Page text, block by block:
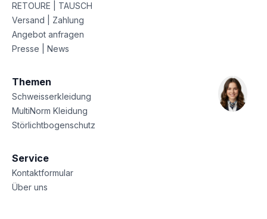
RETOURE | TAUSCH
Versand | Zahlung
Angebot anfragen
Presse | News
Themen
Schweisserkleidung
MultiNorm Kleidung
Störlichtbogenschutz
Service
Kontaktformular
Über uns